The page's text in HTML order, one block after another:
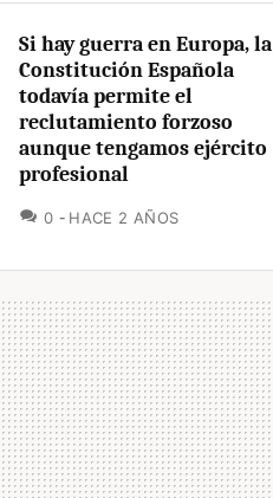
Si hay guerra en Europa, la
Constitución Española
todavía permite el
reclutamiento forzoso
aunque tengamos ejército
profesional
0 COMENTARIOS
HACE 2 AÑOS